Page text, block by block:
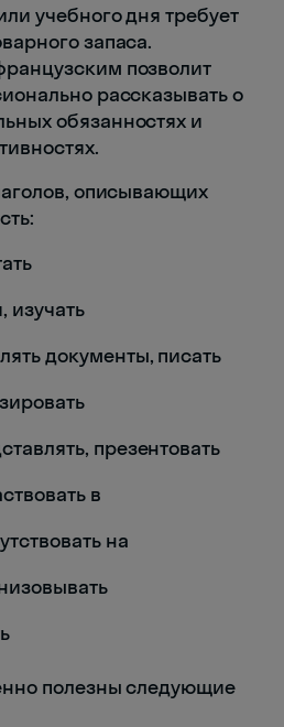
учебного дня требует
запаса.
позволит
рассказывать о
обязанностях и
описывающих
изучать
документы, писать
презентовать
в
на
полезны следующие